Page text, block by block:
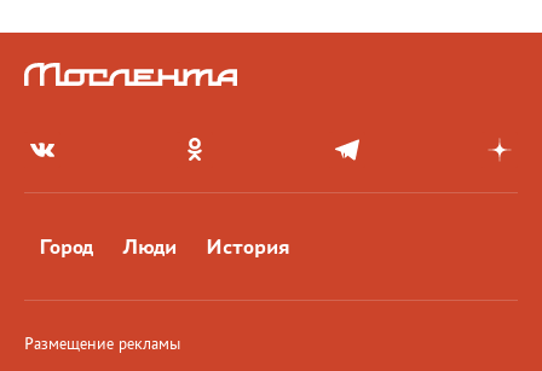
Город Люди История
Размещение рекламы